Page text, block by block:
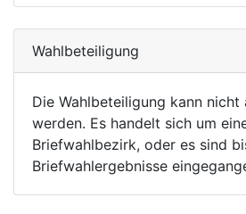
Wahlbeteiligung
Die Wahlbeteiligung kann nicht
werden. Es handelt sich um
Briefwahlbezirk, oder es sind
Briefwahlergebnisse